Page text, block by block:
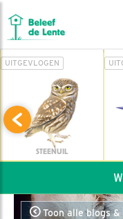
UITGEVLOGEN
STEENUIL
Toon alle blogs &